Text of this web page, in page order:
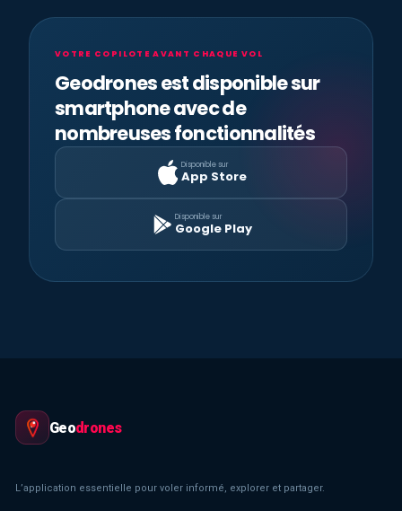
VOTRE COPILOTE AVANT CHAQUE VOL
Geodrones est disponible sur
smartphone avec de
nombreuses fonctionnalités
Disponible sur
App Store
Disponible sur
Google Play
Geodrones
L’application essentielle pour voler informé, explorer et partager.